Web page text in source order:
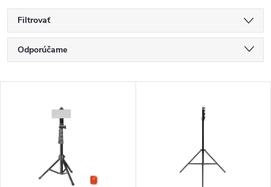
Filtrovať
R
a
Odporúčame
Najpredávanejšie